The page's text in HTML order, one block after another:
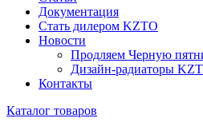
Документация
Стать дилером KZTO
Новости
Продляем Черную
Дизайн-радиаторы
Контакты
Каталог товаров